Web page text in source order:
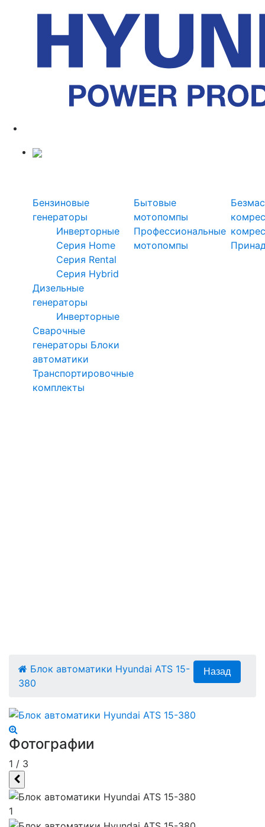
Бензиновые
генераторы
Инверторные
Серия Home
Серия Rental
Серия Hybrid
Дизельные
генераторы
Инверторные
Сварочные
генераторы Блоки
автоматики
Транспортировочные
комплекты
Бытовые
мотопомпы
Профессиональные
мотопомпы
Блок автоматики Hyundai ATS 15-
380
Фотографии
1 / 3
1